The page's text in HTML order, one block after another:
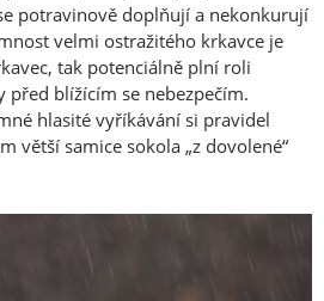
potravinově doplňují a nekonkurují
velmi ostražitého krkavce je
tak potenciálně plní roli
před blížícím se nebezpečím.
hlasité vyříkávání si pravidel
větší samice sokola „z dovolené“